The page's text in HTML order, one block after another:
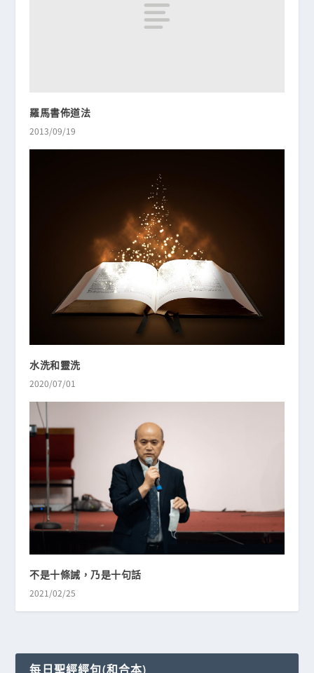
羅馬書佈道法
2013/09/19
水洗和靈洗
2020/07/01
不是十條誡，乃是十句話
2021/02/25
每日聖經經句(和合本)